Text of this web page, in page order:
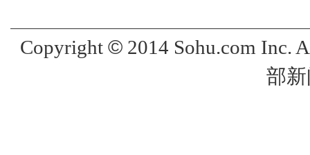
Copyright ©2014 Sohu.com Inc.
部